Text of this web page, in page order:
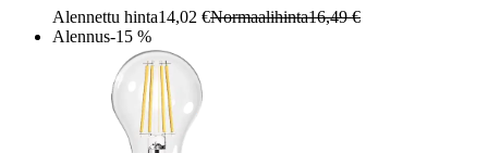
Alennettu hinta14,02 €Normaalihinta16,49 €
Alennus-15 %